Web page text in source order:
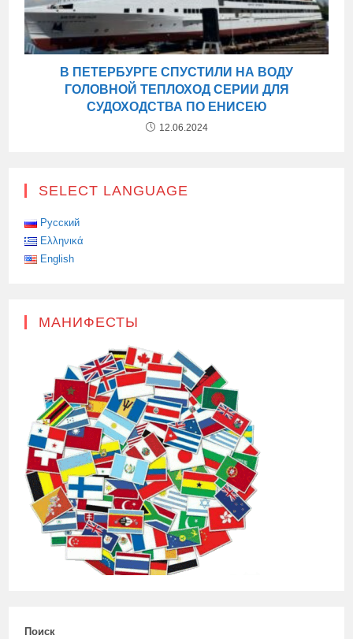
В ПЕТЕРБУРГЕ СПУСТИЛИ НА ВОДУ
ГОЛОВНОЙ ТЕПЛОХОД СЕРИИ ДЛЯ
СУДОХОДСТВА ПО ЕНИСЕЮ
12.06.2024
SELECT LANGUAGE
Русский
Ελληνικά
English
МАНИФЕСТЫ
Поиск